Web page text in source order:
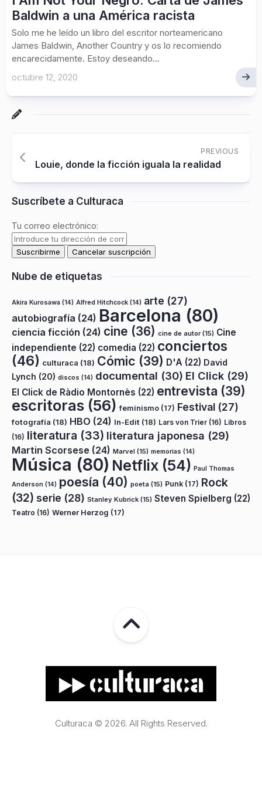
Baldwin a una América racista
Solo me he leído un libro del escritor norteamericano
James Baldwin, Another Country y os lo recomiendo
encarecidamente. Estoy deseando...
octubre 12, 2020
PREVIOUS
Louie, donde la ficción iguala la realidad
Suscríbete a Culturaca
Tu correo electrónico:
Nube de etiquetas
Akira Kurosawa (14) Alfred Hitchcock (14) arte (27)
autobiografía (24) Barcelona (80)
ciencia ficción (24) cine (36) cine de autor(15) Cine
independiente (22) comedia (22) conciertos
(46) culturaca (18) Cómic (39) D'A (22) David
Lynch (20) discos (14) documental (30) El Click (29)
El Click de Ràdio Montornès (22) entrevista (39)
escritoras (56) feminismo (17) Festival (27)
fotografía (18) HBO (24) In-Edit (18) Lars von Trier (16) Libros
(16) literatura (33) literatura japonesa (29)
Martin Scorsese (24) Marvel (15) memorias (14)
Música (80) Netflix (54) Paul Thomas
Anderson (14) poesía (40) poeta (15) Punk (17) Rock
(32) serie (28) Stanley Kubrick (15) Steven Spielberg (22)
Teatro (16) Werner Herzog (17)
Culturaca © 2026. All Rights Reserved.